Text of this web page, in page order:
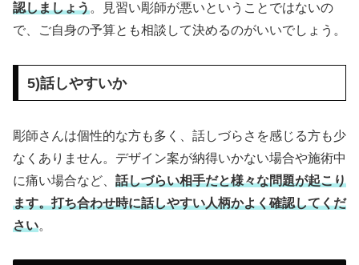
認しましょう。見習い彫師が悪いということではないの
で、ご自身の予算とも相談して決めるのがいいでしょう。
5)話しやすいか
彫師さんは個性的な方も多く、話しづらさを感じる方も少
なくありません。デザイン案が納得いかない場合や施術中
に痛い場合など、 話しづらい相手だと様々な問題が起こり
ます。打ち合わせ時に話しやすい人柄かよく確認してくだ
さい。